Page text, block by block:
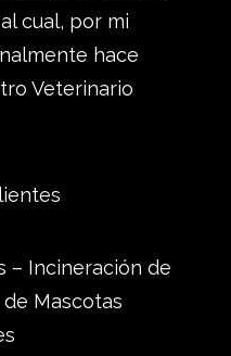
cual, por mi
hace
Veterinario
– Incineración de
Mascotas